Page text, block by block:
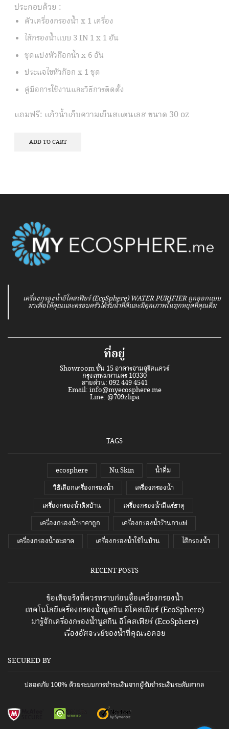
ประกอบด้วย :
ตัวเครื่องกรองน้ำ x 1 เครื่อง
ไส้กรองน้ำแบบ 3 IN 1 x 1 อัน
ชุดแปงหัวก๊อกน้ำ x 6 อัน
ประแจไขหัวก๊อก x 1 ชุด
คู่มือการใช้งานและวิธีการติดตั้ง
แถมฟรี: แก้วน้ำเก็บความเย็นสแตนเลส ขนาด 30 oz
ADD TO CART
เครื่องกรองน้ำอีโคสเฟียร์ (EcoSphere) WATER PURIFIER ถูกออกแบบ
มาเพื่อให้คุณและครอบครัวได้รับน้ำที่ดีและมีคุณภาพในทุกหยุดที่คุณดื่ม
ที่อยู่
Showroom ชั้น 15 อาคารจามจุรีสแควร์
กรุงเทพมหานคร 10330
สายด่วน: 092 449 4541
Email: info@myecosphere.me
Line: @709zlipa
TAGS
ecosphere Nu Skin
น้ำดื่ม
วิธีเลือกเครื่องกรองน้ำ
เครื่องกรองน้ำ
เครื่องกรองน้ำติดบ้าน
เครื่องกรองน้ำมีแร่ธาตุ
เครื่องกรองน้ำราคาถูก
เครื่องกรองน้ำร้านกาแฟ
เครื่องกรองน้ำสะอาด
เครื่องกรองน้ำใช้ในบ้าน ไส้กรองน้ำ
RECENT POSTS
ข้อเท็จจริงที่ควรทราบก่อนซื้อเครื่องกรองน้ำ
เทคโนโลยีเครื่องกรองน้ำนูสกิน อีโคสเฟียร์ (EcoSphere)
มารู้จักเครื่องกรองน้ำนูสกิน อีโคสเฟียร์ (EcoSphere)
เรื่องอัศจรรย์ของน้ำที่คุณรอคอย
SECURED BY
ปลอดภัย 100% ด้วยระบบการชำระเงินจากผู้รับชำระเงินระดับสากล